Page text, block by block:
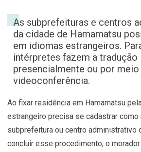
As subprefeituras e centros
da cidade de Hamamatsu
em idiomas estrangeiros.
intérpretes fazem a tradução
presencialmente ou por meio
videoconferência.
Ao fixar residência em Hamamatsu
estrangeiro precisa se cadastrar como
subprefeitura ou centro administrativo
concluir esse procedimento, o